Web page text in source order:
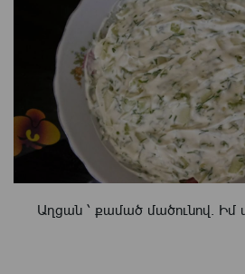
Աղցան ՝ քամած մածունով. Իմ